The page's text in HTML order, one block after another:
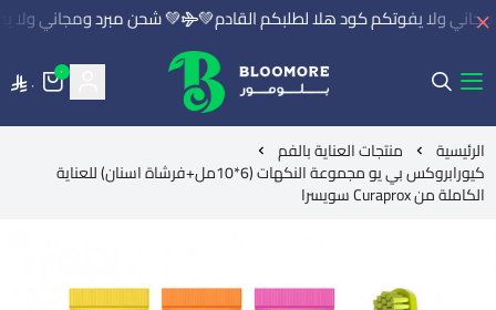
ولا يفوتكم كود هلا لطلبكم القادم💚 💚 شحن مبرد ومجاني ولا
بلومور | BLOOMORE
٠
٠
الرئيسية منتجات العناية بالفم
كيورابروكس بي يو مجموعة النكهات (6*10مل+فرشاة اسنان) للعناية
الكاملة من Curaprox سويسرا